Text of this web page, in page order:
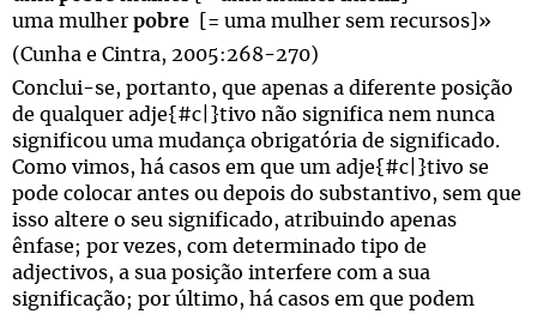
uma mulher pobre
[= uma mulher sem recursos]»
(Cunha e Cintra, 2005:268-270)
Conclui-se, portanto, que apenas a diferente posição
de qualquer adje{#c|}tivo não significa nem nunca
significou uma mudança obrigatória de significado.
Como vimos, há casos em que um adje{#c|}tivo se
pode colocar antes ou depois do substantivo, sem que
isso altere o seu significado, atribuindo apenas
ênfase; por vezes, com determinado tipo de
adjectivos, a sua posição interfere com a sua
significação; por último, há casos em que podem